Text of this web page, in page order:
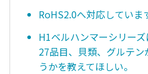
RoHS2.0へ対応していま
H1ベルハンマーシリー
27品目、貝類、グルテ
うかを教えてほしい。